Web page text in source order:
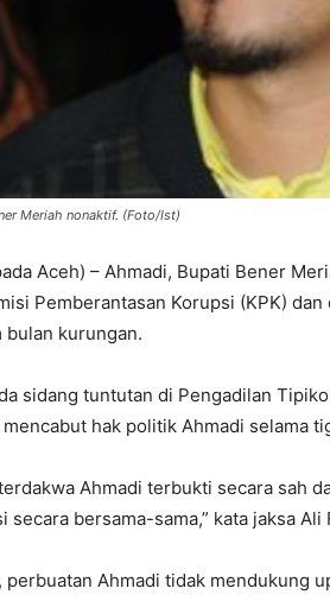
Meriah nonaktif. (Foto/Ist)
Aceh) – Ahmadi, Bupati Bener
Pemberantasan Korupsi (KPK)
bulan kurungan.
sidang tuntutan di Pengadilan
hak politik Ahmadi selama
Ahmadi terbukti secara sah
secara bersama-sama,” kata jaksa
perbuatan Ahmadi tidak mendukung